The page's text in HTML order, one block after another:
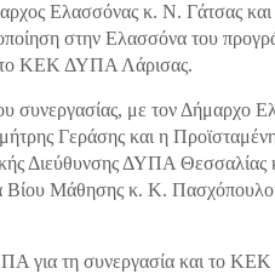
Ελασσόνας κ. Ν. Γάτσας και
στην Ελασσόνα του
το ΚΕΚ ΔΥΠΑ Λάρισας.
συνεργασίας, με τον Δήμαρχο
Γεράσης και η
Διεύθυνσης ΔΥΠΑ
Βίου Μάθησης κ. Κ. Πασχόπουλου
για τη συνεργασία και το